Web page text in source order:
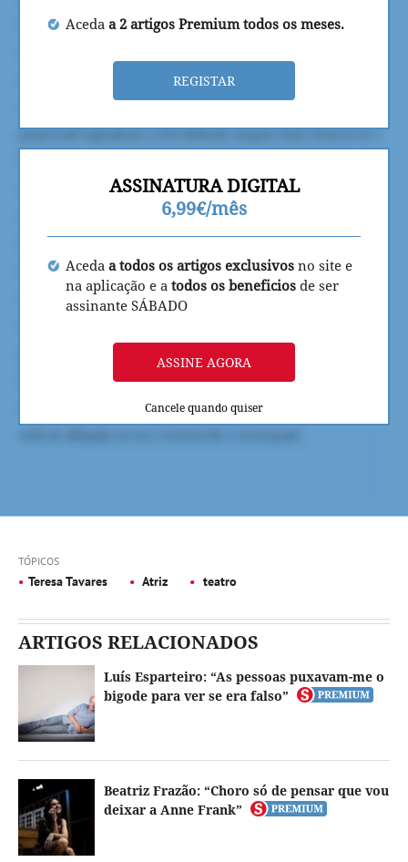
Aceda a 2 artigos Premium todos os meses.
REGISTAR
ASSINATURA DIGITAL
6,99€/mês
Aceda a todos os artigos exclusivos no site e
na aplicação e a todos os beneficios de ser
assinante SÁBADO
ASSINE AGORA
Cancele quando quiser
TÓPICOS
Teresa Tavares Atriz teatro
ARTIGOS RELACIONADOS
Luís Esparteiro: “As pessoas puxavam-me o
bigode para ver se era falso”
Beatriz Frazão: “Choro só de pensar que vou
deixar a Anne Frank”